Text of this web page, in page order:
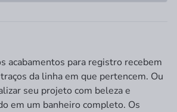
acabamentos para registro recebem
da linha em que pertencem. Ou
seu projeto com beleza e
em um banheiro completo. Os